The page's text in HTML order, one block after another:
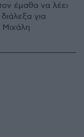
έμαθα να λέει
για